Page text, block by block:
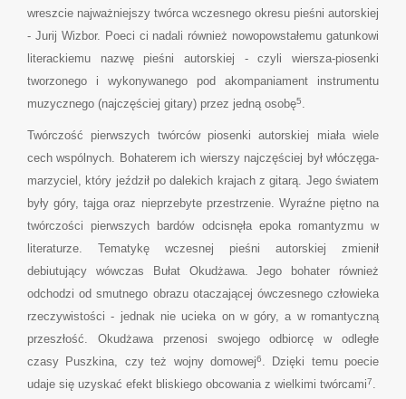
wreszcie najważniejszy twórca wczesnego okresu pieśni autorskiej
- Jurij Wizbor. Poeci ci nadali również nowopowstałemu gatunkowi
literackiemu nazwę pieśni autorskiej - czyli wiersza-piosenki
tworzonego i wykonywanego pod akompaniament instrumentu
muzycznego (najczęściej gitary) przez jedną osobę5.
Twórczość pierwszych twórców piosenki autorskiej miała wiele
cech wspólnych. Bohaterem ich wierszy najczęściej był włóczęga-
marzyciel, który jeździł po dalekich krajach z gitarą. Jego światem
były góry, tajga oraz nieprzebyte przestrzenie. Wyraźne piętno na
twórczości pierwszych bardów odcisnęła epoka romantyzmu w
literaturze. Tematykę wczesnej pieśni autorskiej zmienił
debiutujący wówczas Bułat Okudżawa. Jego bohater również
odchodzi od smutnego obrazu otaczającej ówczesnego człowieka
rzeczywistości - jednak nie ucieka on w góry, a w romantyczną
przeszłość. Okudżawa przenosi swojego odbiorcę w odległe
czasy Puszkina, czy też wojny domowej6. Dzięki temu poecie
udaje się uzyskać efekt bliskiego obcowania z wielkimi twórcami7.